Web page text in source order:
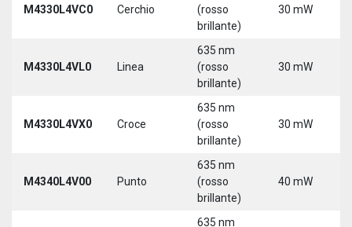
M4330L4VC0 Cerchio
(rosso
brillante)
30 mW
M4330L4VL0 Linea
635 nm
(rosso
brillante)
30 mW
M4330L4VX0 Croce
635 nm
(rosso
brillante)
30 mW
M4340L4V00 Punto
635 nm
(rosso
brillante)
40 mW
635 nm